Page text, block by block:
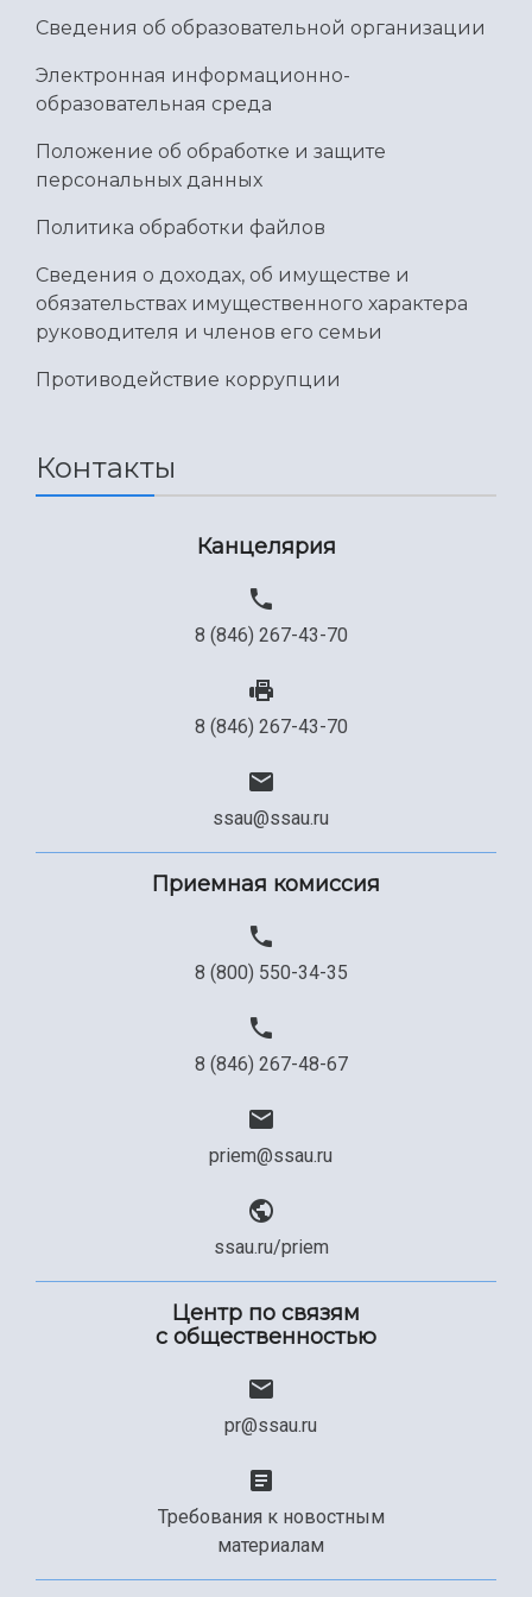
Международный межвузовский кампус
Сведения об образовательной организации
Официальные документы
Сведения об образовательной организации
Электронная информационно-
образовательная среда
Положение об обработке и защите
персональных данных
Политика обработки файлов
Сведения о доходах, об имуществе и
обязательствах имущественного характера
руководителя и членов его семьи
Противодействие коррупции
Контакты
Канцелярия
8 (846) 267-43-70
8 (846) 267-43-70
ssau@ssau.ru
Приемная комиссия
8 (800) 550-34-35
8 (846) 267-48-67
priem@ssau.ru
ssau.ru/priem
Центр по связям
с общественностью
pr@ssau.ru
Требования к новостным
материалам